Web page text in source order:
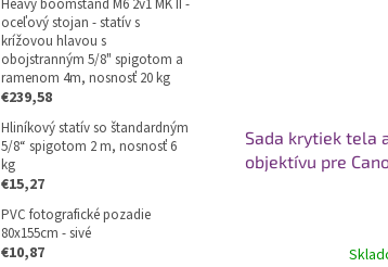
Heavy boomstand M6 2v1 MK II -
oceľový stojan - statív s
krížovou hlavou s
obojstranným 5/8" spigotom a
ramenom 4m, nosnosť 20 kg
€239,58
Hliníkový statív so štandardným
5/8“ spigotom 2 m, nosnosť 6
kg
€15,27
PVC fotografické pozadie
80x155cm - sivé
€10,87
Sada krytiek tela
objektívu pre